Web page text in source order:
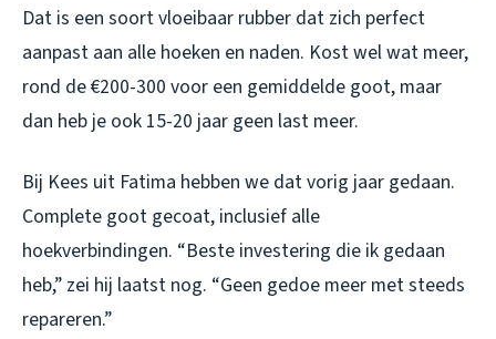
Dat is een soort vloeibaar rubber dat zich perfect
aanpast aan alle hoeken en naden. Kost wel wat meer,
rond de €200-300 voor een gemiddelde goot, maar
dan heb je ook 15-20 jaar geen last meer.
Bij Kees uit Fatima hebben we dat vorig jaar gedaan.
Complete goot gecoat, inclusief alle
hoekverbindingen. “Beste investering die ik gedaan
heb,” zei hij laatst nog. “Geen gedoe meer met steeds
repareren.”